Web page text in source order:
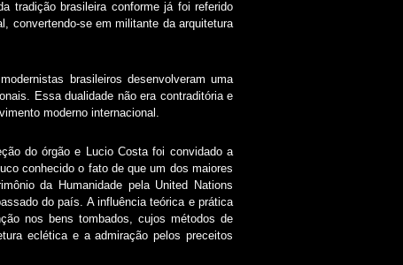
tradição brasileira conforme já foi referido
convertendo-se em militante da arquitetura
brasileiros desenvolveram uma
Essa dualidade não era contraditória e
moderno internacional.
do órgão e Lucio Costa foi convidado a
conhecido o fato de que um dos maiores
da Humanidade pela United Nations
do país. A influência teórica e prática
nos bens tombados, cujos métodos de
eclética e a admiração pelos preceitos